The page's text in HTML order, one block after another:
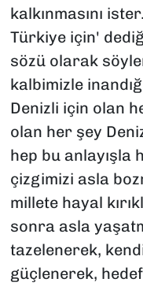
kalkınmasını
Türkiye için'
sözü olarak
kalbimizle
Denizli için olan
olan her şey
hep bu anlayışla
çizgimizi asla
millete hayal
sonra asla
tazelenerek,
güçlenerek,